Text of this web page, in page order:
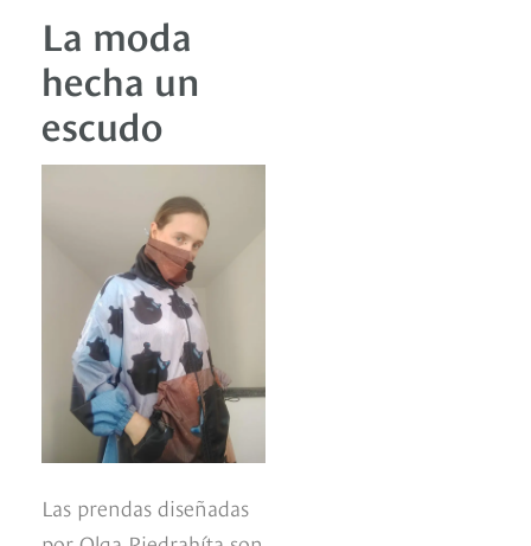
La moda
hecha un
escudo
Las prendas diseñadas